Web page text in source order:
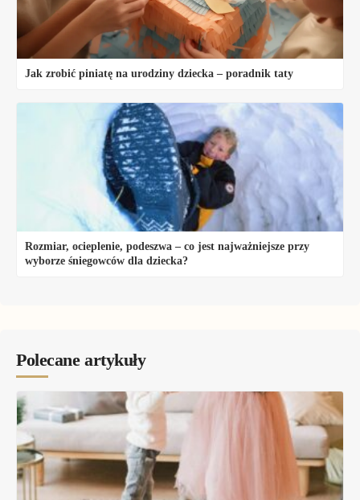
Jak zrobić piniatę na urodziny dziecka – poradnik taty
Rozmiar, ocieplenie, podeszwa – co jest najważniejsze przy
wyborze śniegowców dla dziecka?
Polecane artykuły